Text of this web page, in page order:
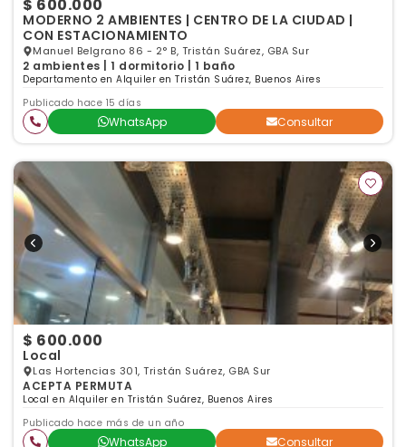
$ 600.000
MODERNO 2 AMBIENTES | CENTRO DE LA CIUDAD |
CON ESTACIONAMIENTO
Manuel Belgrano 86 - 2° B, Tristán Suárez, GBA Sur
2 ambientes | 1 dormitorio | 1 baño
Departamento en Alquiler en Tristán Suárez, Buenos Aires
Publicado hace 15 días
WhatsApp Consultar
$ 600.000
Local
Las Hortencias 301, Tristán Suárez, GBA Sur
ACEPTA PERMUTA
Local en Alquiler en Tristán Suárez, Buenos Aires
Publicado hace más de un año
WhatsApp Consultar